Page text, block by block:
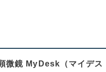
微鏡 MyDesk（マイデス